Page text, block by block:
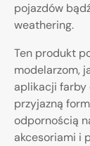
pojazdów
weathering.
Ten produkt
modelarzom,
aplikacji farby
przyjazną
odpornością
akcesoriami i